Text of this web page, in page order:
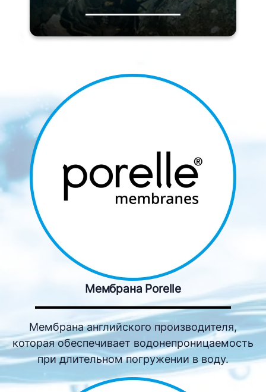
Мембрана Porelle
Мембрана английского производителя,
которая обеспечивает водонепроницаемость
при длительном погружении в воду.